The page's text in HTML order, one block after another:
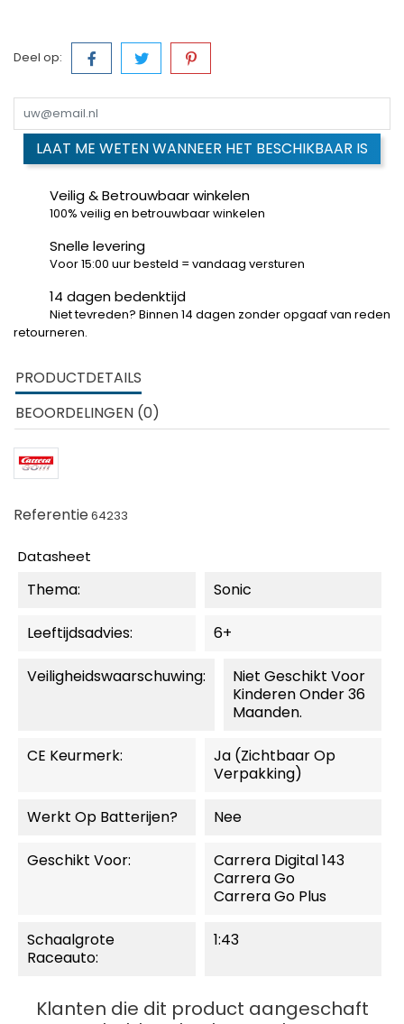
Deel op:
LAAT ME WETEN WANNEER HET BESCHIKBAAR IS
Veilig & Betrouwbaar winkelen
100% veilig en betrouwbaar winkelen
Snelle levering
Voor 15:00 uur besteld = vandaag versturen
14 dagen bedenktijd
Niet tevreden? Binnen 14 dagen zonder opgaaf van reden
retourneren.
PRODUCTDETAILS
BEOORDELINGEN (0)
Referentie64233
Datasheet
Thema: Sonic
Leeftijdsadvies: 6+
Veiligheidswaarschuwing:
Niet Geschikt Voor
Kinderen Onder 36
Maanden.
CE Keurmerk:
Ja (zichtbaar Op
Verpakking)
Werkt Op Batterijen? Nee
Geschikt Voor:
Carrera Digital 143
Carrera Go
Carrera Go Plus
Schaalgrote
Raceauto:
1:43
Klanten die dit product aangeschaft